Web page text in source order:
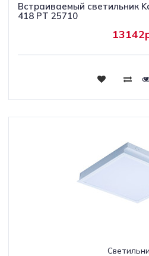
Встраиваемый светильник
418 PT 25710